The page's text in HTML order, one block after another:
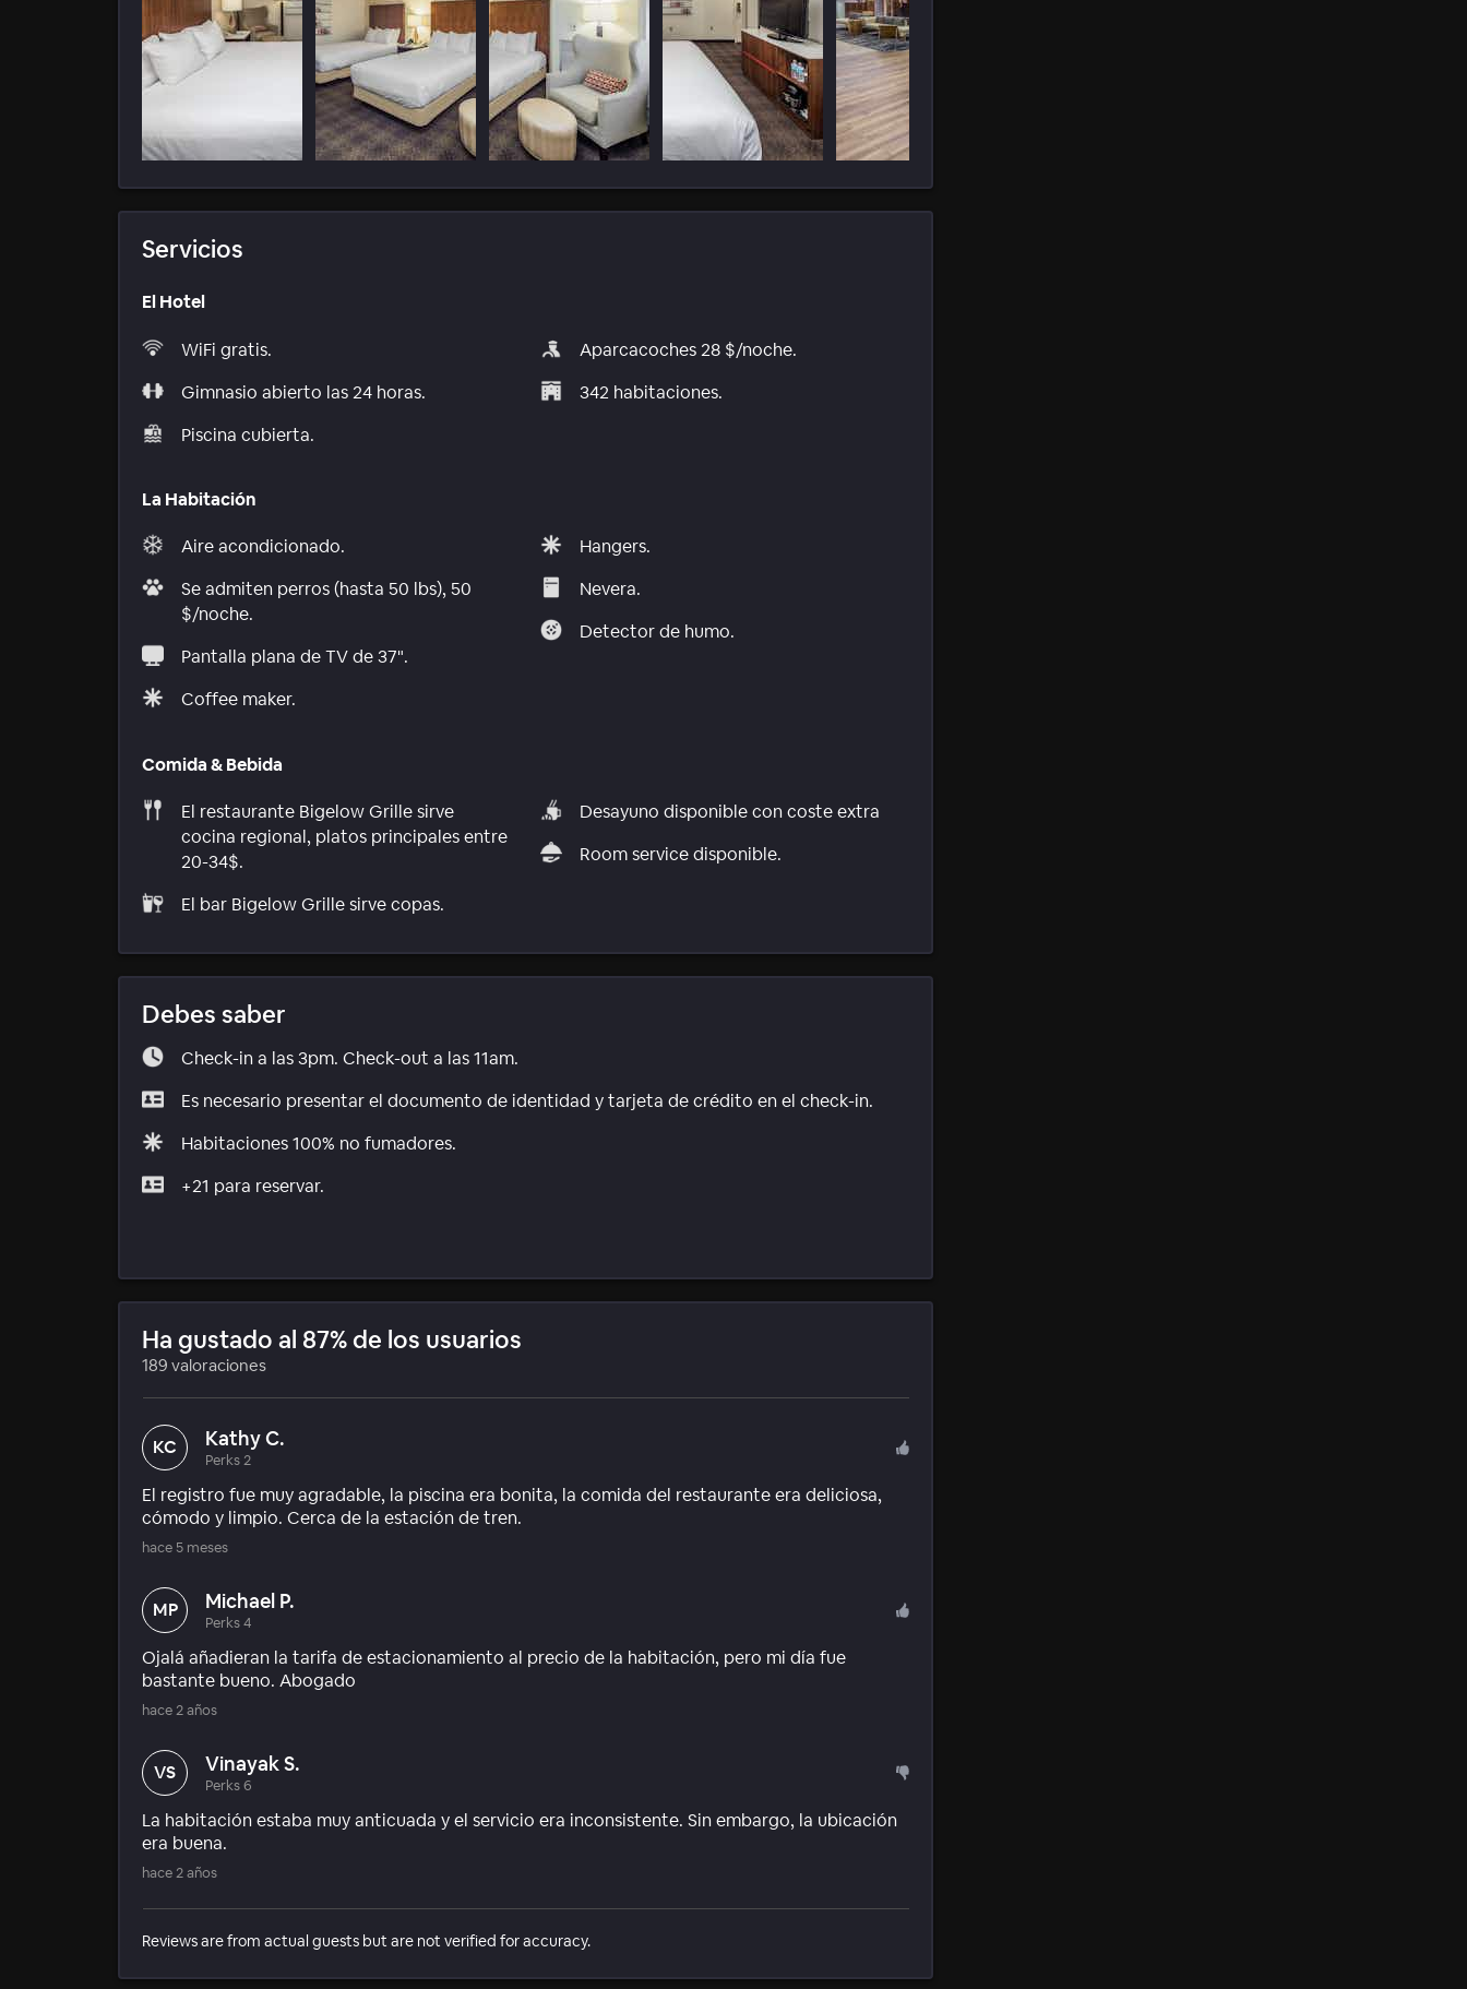
Servicios
El Hotel
WiFi gratis.
Gimnasio abierto las 24 horas.
Piscina cubierta.
Aparcacoches 28 $/noche.
342 habitaciones.
La Habitación
Aire acondicionado.
Se admiten perros (hasta 50 lbs), 50
$/noche.
Pantalla plana de TV de 37".
Coffee maker.
Hangers.
Nevera.
Detector de humo.
Comida & Bebida
El restaurante Bigelow Grille sirve
cocina regional, platos principales entre
20-34$.
El bar Bigelow Grille sirve copas.
Desayuno disponible con coste extra
Room service disponible.
Debes saber
Check-in a las 3pm. Check-out a las 11am.
Es necesario presentar el documento de identidad y tarjeta de crédito en el check-in.
Habitaciones 100% no fumadores.
+21 para reservar.
Ha gustado al 87% de los usuarios
189 valoraciones
KC Kathy C.
Perks 2
El registro fue muy agradable, la piscina era bonita, la comida del restaurante era deliciosa,
cómodo y limpio. Cerca de la estación de tren.
hace 5 meses
MP Michael P.
Perks 4
Ojalá añadieran la tarifa de estacionamiento al precio de la habitación, pero mi día fue
bastante bueno. Abogado
hace 2 años
VS Vinayak S.
Perks 6
La habitación estaba muy anticuada y el servicio era inconsistente. Sin embargo, la ubicación
era buena.
hace 2 años
Reviews are from actual guests but are not verified for accuracy.